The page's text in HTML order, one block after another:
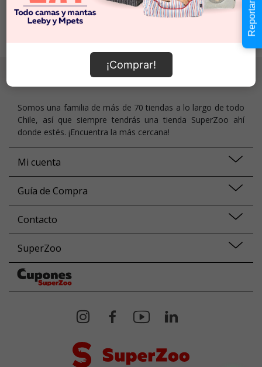
¡Comprar!
¡Todos los caminos llevan a Roma! :)
Localiza tu tienda
Somos una familia de más de 70 tiendas a lo largo de todo
Chile, así que siempre tendrás una tienda SuperZoo ahí
donde estés. ¡Encuentra la más cercana!
Mi cuenta
Guía de Compra
Contacto
SuperZoo